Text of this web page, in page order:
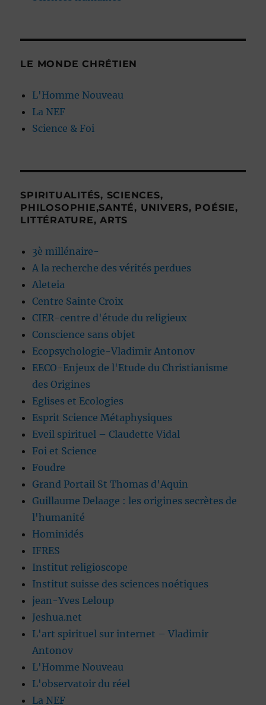
LE MONDE CHRÉTIEN
L'Homme Nouveau
La NEF
Science & Foi
SPIRITUALITÉS, SCIENCES,
PHILOSOPHIE,SANTÉ, UNIVERS, POÉSIE,
LITTÉRATURE, ARTS
3è millénaire-
A la recherche des vérités perdues
Aleteia
Centre Sainte Croix
CIER-centre d'étude du religieux
Conscience sans objet
Ecopsychologie-Vladimir Antonov
EECO-Enjeux de l'Etude du Christianisme
des Origines
Eglises et Ecologies
Esprit Science Métaphysiques
Eveil spirituel – Claudette Vidal
Foi et Science
Foudre
Grand Portail St Thomas d'Aquin
Guillaume Delaage : les origines secrètes de
l'humanité
Hominidés
IFRES
Institut religioscope
Institut suisse des sciences noétiques
jean-Yves Leloup
Jeshua.net
L'art spirituel sur internet – Vladimir
Antonov
L'Homme Nouveau
L'observatoir du réel
La NEF